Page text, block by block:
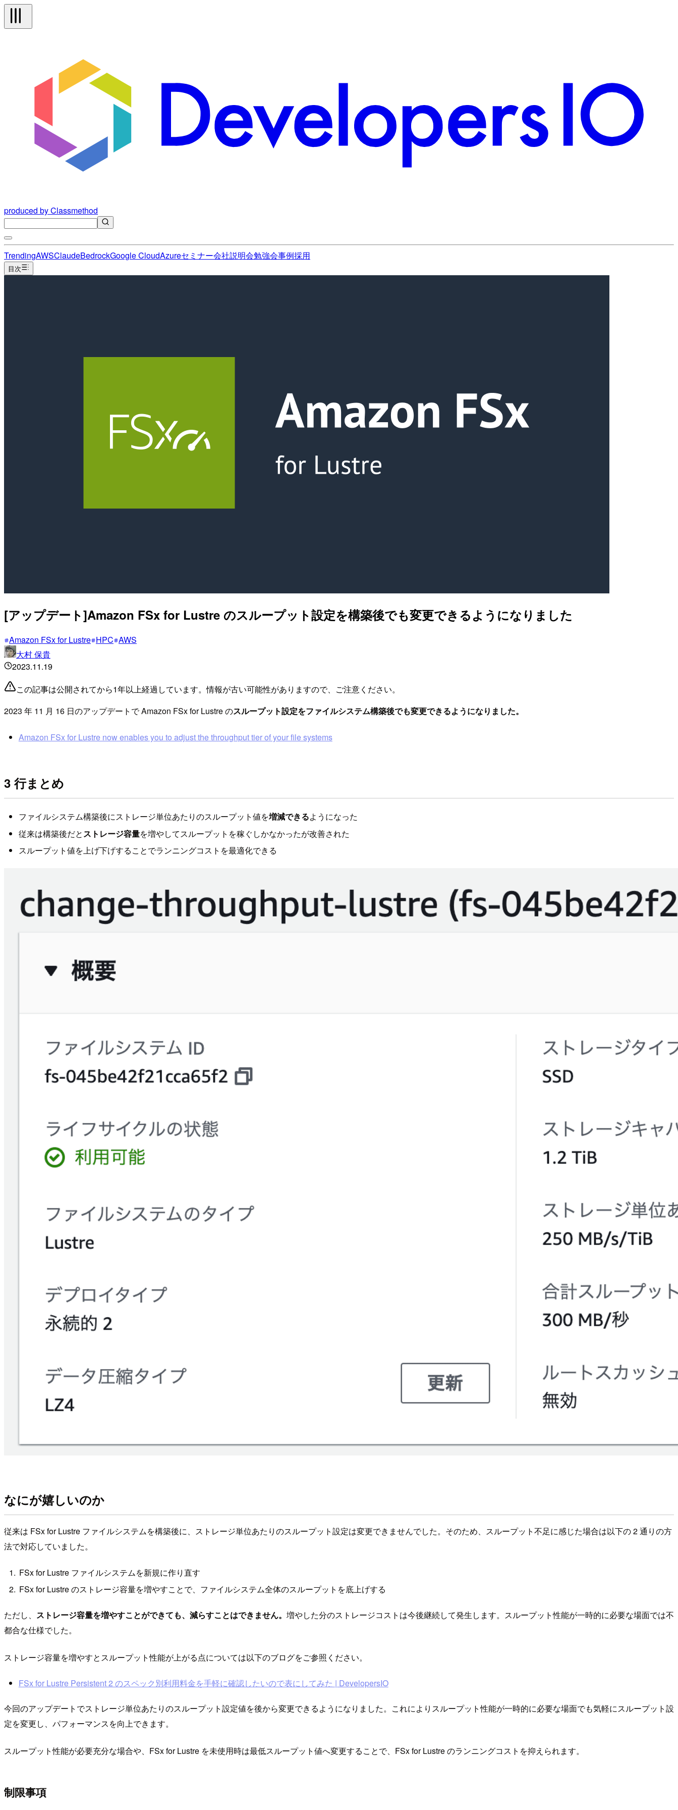
produced by Classmethod
TrendingAWSClaudeBedrockGoogle CloudAzureセミナー会社説明会勉強会事例採用
目次
[アップデート]Amazon FSx for Lustre のスループット設定を構築後でも変更できるようになりました
Amazon FSx for Lustre HPC AWS
大村 保貴
2023.11.19
この記事は公開されてから1年以上経過しています。情報が古い可能性がありますので、ご注意ください。
2023 年 11 月 16 日のアップデートで Amazon FSx for Lustre のスループット設定をファイルシステム構築後でも変更できるようになりました。
Amazon FSx for Lustre now enables you to adjust the throughput tier of your file systems
3 行まとめ
ファイルシステム構築後にストレージ単位あたりのスループット値を増減できるようになった
従来は構築後だとストレージ容量を増やしてスループットを稼ぐしかなかったが改善された
スループット値を上げ下げすることでランニングコストを最適化できる
なにが嬉しいのか
従来は FSx for Lustre ファイルシステムを構築後に、ストレージ単位あたりのスループット設定は変更できませんでした。そのため、スループット不足に感じた場合は以下の 2 通りの方
法で対応していました。
FSx for Lustre ファイルシステムを新規に作り直す
FSx for Lustre のストレージ容量を増やすことで、ファイルシステム全体のスループットを底上げする
ただし、 ストレージ容量を増やすことができても、減らすことはできません。 増やした分のストレージコストは今後継続して発生します。スループット性能が一時的に必要な場面では不
都合な仕様でした。
ストレージ容量を増やすとスループット性能が上がる点については以下のブログをご参照ください。
FSx for Lustre Persistent 2 のスペック別利用料金を手軽に確認したいので表にしてみた | DevelopersIO
今回のアップデートでストレージ単位あたりのスループット設定値を後から変更できるようになりました。これによりスループット性能が一時的に必要な場面でも気軽にスループット設
定を変更し、パフォーマンスを向上できます。
スループット性能が必要充分な場合や、FSx for Lustre を未使用時は最低スループット値へ変更することで、FSx for Lustre のランニングコストを抑えられます。
制限事項